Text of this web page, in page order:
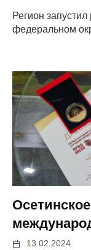
Регион
федеральном
13.02.2024